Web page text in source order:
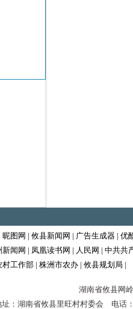
昵图网 | 攸县新闻网 | 广告生成器 | 优
新闻网 | 凤凰读书网 | 人民网 | 中共共
村工作部 | 株洲市农办 | 攸县规划局 |
湖南省攸县网
址：湖南省攸县里旺村村委会 电